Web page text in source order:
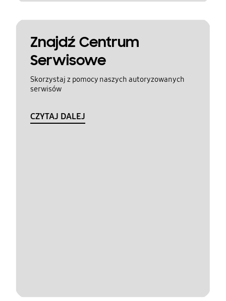
Znajdź Centrum
Serwisowe
Skorzystaj z pomocy naszych autoryzowanych
serwisów
CZYTAJ DALEJ